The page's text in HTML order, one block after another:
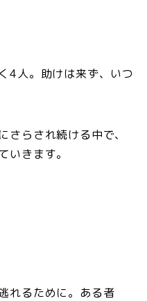
4人。助けは来ず、いつ
さらされ続ける中で、
いきます。
れるために。ある者